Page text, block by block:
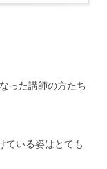
った講師の方たち
ている姿はとても